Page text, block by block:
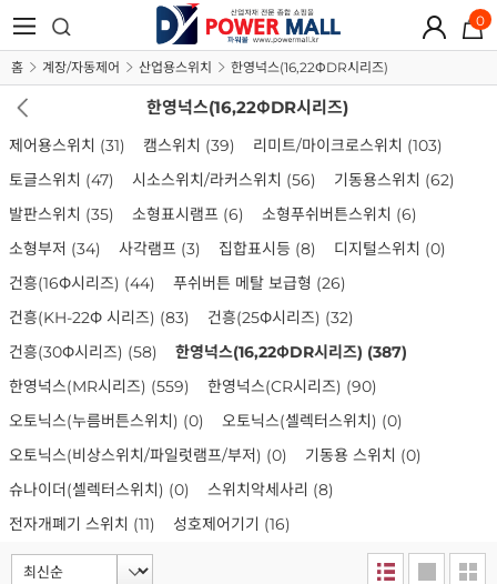
0
홈 계장/자동제어 산업용스위치 한영넉스(16,22ΦDR시리즈)
한영넉스(16,22ΦDR시리즈)
제어용스위치 (31) 캠스위치 (39) 리미트/마이크로스위치 (103)
토글스위치 (47) 시소스위치/라커스위치 (56) 기동용스위치 (62)
발판스위치 (35) 소형표시램프 (6) 소형푸쉬버튼스위치 (6)
소형부저 (34) 사각램프 (3) 집합표시등 (8) 디지털스위치 (0)
건흥(16Φ시리즈) (44) 푸쉬버튼 메탈 보급형 (26)
건흥(KH-22Φ 시리즈) (83) 건흥(25Φ시리즈) (32)
건흥(30Φ시리즈) (58) 한영넉스(16,22ΦDR시리즈) (387)
한영넉스(MR시리즈) (559) 한영넉스(CR시리즈) (90)
오토닉스(누름버튼스위치) (0) 오토닉스(셀렉터스위치) (0)
오토닉스(비상스위치/파일럿램프/부저) (0) 기동용 스위치 (0)
슈나이더(셀렉터스위치) (0) 스위치악세사리 (8)
전자개폐기 스위치 (11) 성호제어기기 (16)